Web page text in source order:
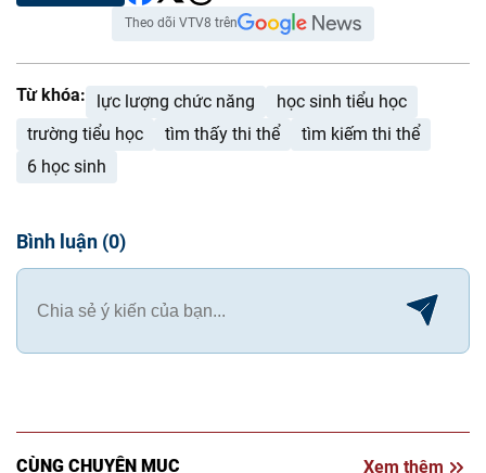
Theo dõi VTV8 trên
Từ khóa: lực lượng chức năng
học sinh tiểu học
trường tiểu học
tìm thấy thi thể
tìm kiếm thi thể
6 học sinh
Bình luận (0)
CÙNG CHUYÊN MỤC Xem thêm